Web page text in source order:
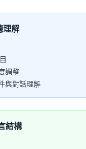
理解
調整
與對話理解
結構